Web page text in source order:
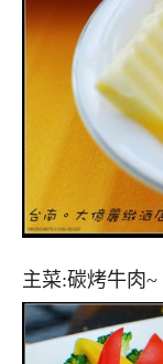
主菜:碳烤牛肉~